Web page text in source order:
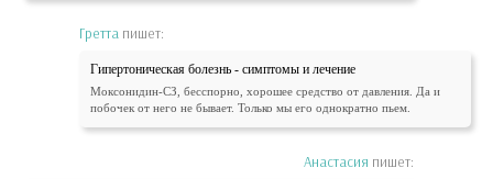
Гретта пишет:
Гипертоническая болезнь - симптомы и лечение
Моксонидин-СЗ, бесспорно, хорошее средство от давления. Да и
побочек от него не бывает. Только мы его однократно пьем.
Анастасия пишет: